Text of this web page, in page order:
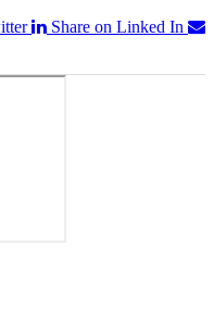
Share on Linked In